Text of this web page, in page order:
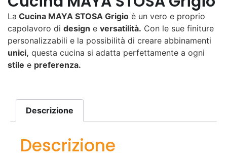
La Cucina MAYA STOSA Grigio è un vero e proprio
capolavoro di design e versatilità. Con le sue finiture
personalizzabili e la possibilità di creare abbinamenti
unici, questa cucina si adatta perfettamente a ogni
stile e preferenza.
Descrizione
Descrizione